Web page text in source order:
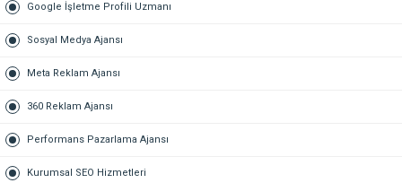
Google İşletme Profili Uzmanı
Sosyal Medya Ajansı
Meta Reklam Ajansı
360 Reklam Ajansı
Performans Pazarlama Ajansı
Kurumsal SEO Hizmetleri